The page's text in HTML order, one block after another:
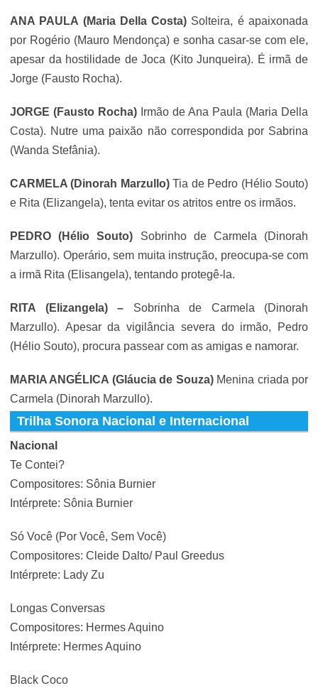
ANA PAULA (Maria Della Costa) Solteira, é apaixonada
por Rogério (Mauro Mendonça) e sonha casar-se com ele,
apesar da hostilidade de Joca (Kito Junqueira). É irmã de
Jorge (Fausto Rocha).
JORGE (Fausto Rocha) Irmão de Ana Paula (Maria Della
Costa). Nutre uma paixão não correspondida por Sabrina
(Wanda Stefânia).
CARMELA (Dinorah Marzullo)Tia de Pedro (Hélio Souto)
e Rita (Elizangela), tenta evitar os atritos entre os irmãos.
PEDRO (Hélio Souto) Sobrinho de Carmela (Dinorah
Marzullo). Operário, sem muita instrução, preocupa-se com
a irmã Rita (Elisangela), tentando protegê-la.
RITA (Elizangela) – Sobrinha de Carmela (Dinorah
Marzullo). Apesar da vigilância severa do irmão, Pedro
(Hélio Souto), procura passear com as amigas e namorar.
MARIA ANGÉLICA (Gláucia de Souza) Menina criada por
Carmela (Dinorah Marzullo).
Trilha Sonora Nacional e Internacional
Nacional
Te Contei?
Compositores: Sônia Burnier
Intérprete: Sônia Burnier
Só Você (Por Você, Sem Você)
Compositores: Cleide Dalto/ Paul Greedus
Intérprete: Lady Zu
Longas Conversas
Compositores: Hermes Aquino
Intérprete: Hermes Aquino
Black Coco